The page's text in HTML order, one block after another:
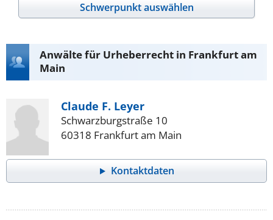
Schwerpunkt auswählen
Anwälte für Urheberrecht in Frankfurt am
Main
Claude F. Leyer
Schwarzburgstraße 10
60318 Frankfurt am Main
Kontaktdaten